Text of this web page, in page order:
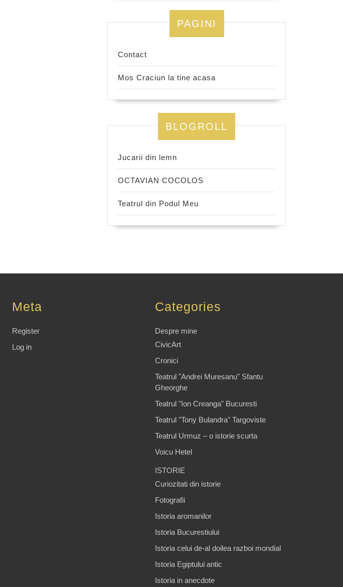
PAGINI
Contact
Mos Craciun la tine acasa
BLOGROLL
Jucarii din lemn
OCTAVIAN COCOLOS
Teatrul din Podul Meu
Meta
Register
Log in
Categories
Despre mine
CivicArt
Cronici
Teatrul "Andrei Muresanu" Sfantu
Gheorghe
Teatrul "Ion Creanga" Bucuresti
Teatrul "Tony Bulandra" Targoviste
Teatrul Urmuz – o istorie scurta
Voicu Hetel
ISTORIE
Curiozitati din istorie
Fotografii
Istoria aromanilor
Istoria Bucurestiului
Istoria celui de-al doilea razboi mondial
Istoria Egiptului antic
Istoria in anecdote